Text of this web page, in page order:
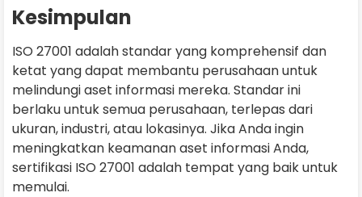
Kesimpulan
ISO 27001 adalah standar yang komprehensif dan
ketat yang dapat membantu perusahaan untuk
melindungi aset informasi mereka. Standar ini
berlaku untuk semua perusahaan, terlepas dari
ukuran, industri, atau lokasinya. Jika Anda ingin
meningkatkan keamanan aset informasi Anda,
sertifikasi ISO 27001 adalah tempat yang baik untuk
memulai.